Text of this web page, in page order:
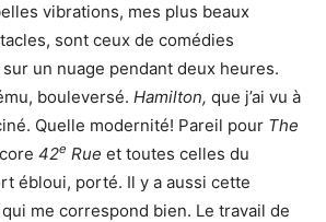
vibrations, mes plus beaux
sont ceux de comédies
un nuage pendant deux heures.
bouleversé. Hamilton, que j’ai vu à
Quelle modernité! Pareil pour The
42e Rue et toutes celles du
ébloui, porté. Il y a aussi cette
me correspond bien. Le travail de